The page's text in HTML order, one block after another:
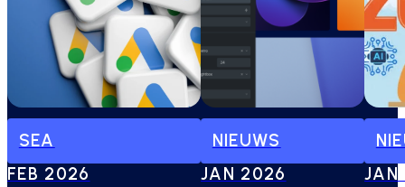
SEA
FEB 2026
NIEUWS
JAN 2026